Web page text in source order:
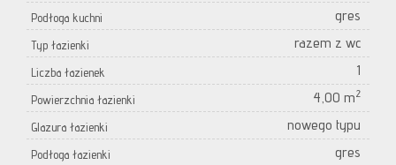
Podłoga kuchni gres
Typ łazienki razem z wc
Liczba łazienek 1
Powierzchnia łazienki 4,00 m2
Glazura łazienki nowego typu
Podłoga łazienki gres